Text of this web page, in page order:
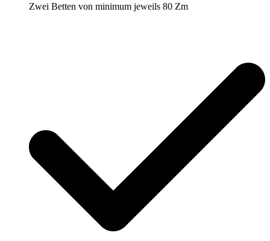
Zwei Betten von minimum jeweils 80 Zm